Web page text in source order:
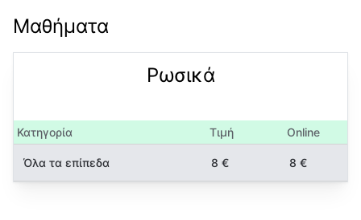
Μαθήματα
Ρωσικά
Κατηγορία Τιμή Online
Όλα τα επίπεδα 8 € 8 €